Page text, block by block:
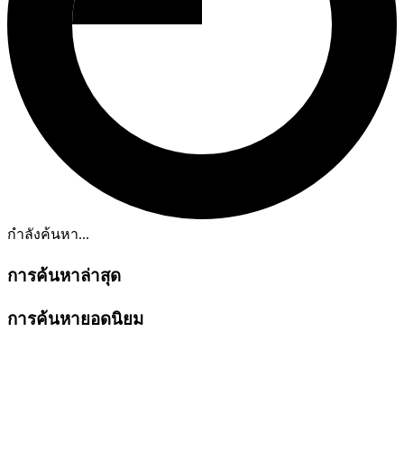
กำลังค้นหา...
การค้นหาล่าสุด
การค้นหายอดนิยม